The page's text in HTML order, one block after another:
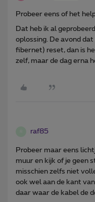
Probeer eens of het
Dat heb ik al
oplossing. De avond
fibernet) reset, dan is
zelf, maar de dag erna
raf85
Probeer maar eens
muur en kijk of je geen
misschien zelfs niet
ook wel aan de kant
daar waar de kabel de